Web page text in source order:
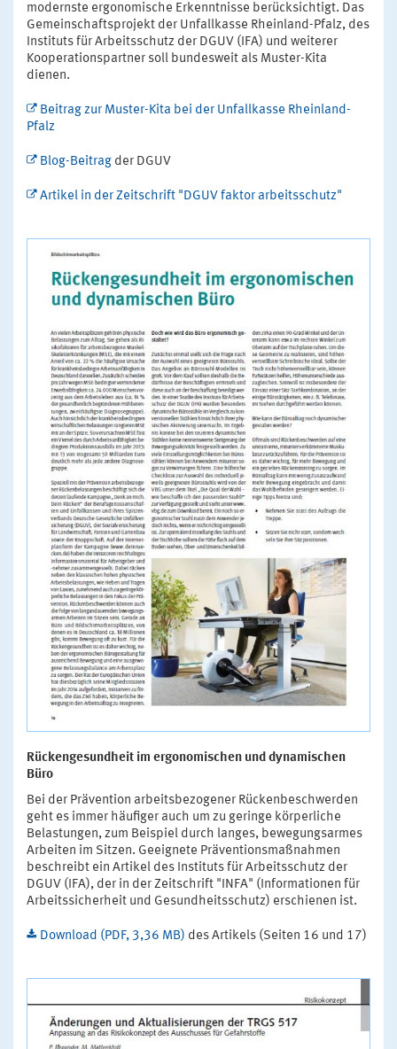
modernste ergonomische Erkenntnisse berücksichtigt. Das
Gemeinschaftsprojekt der Unfallkasse Rheinland-Pfalz, des
Instituts für Arbeitsschutz der DGUV (IFA) und weiterer
Kooperationspartner soll bundesweit als Muster-Kita
dienen.
Beitrag zur Muster-Kita bei der Unfallkasse Rheinland-
Pfalz
Blog-Beitrag der DGUV
Artikel in der Zeitschrift "DGUV faktor arbeitsschutz"
Rückengesundheit im ergonomischen und dynamischen
Büro
Bei der Prävention arbeitsbezogener Rückenbeschwerden
geht es immer häufiger auch um zu geringe körperliche
Belastungen, zum Beispiel durch langes, bewegungsarmes
Arbeiten im Sitzen. Geeignete Präventionsmaßnahmen
beschreibt ein Artikel des Instituts für Arbeitsschutz der
DGUV (IFA), der in der Zeitschrift "INFA" (Informationen für
Arbeitssicherheit und Gesundheitsschutz) erschienen ist.
Download (PDF, 3,36 MB) des Artikels (Seiten 16 und 17)